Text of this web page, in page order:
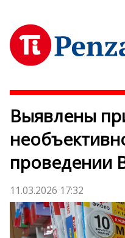
Выявлены
проведении
11.03.2026 17:32